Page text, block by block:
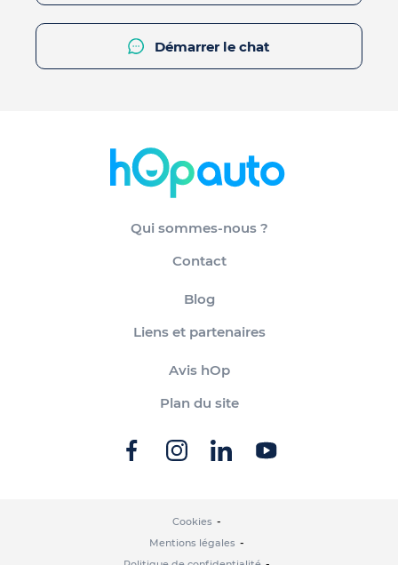
Démarrer le chat
Qui sommes-nous ?
Contact
Blog
Liens et partenaires
Avis hOp
Plan du site
Cookies
Mentions légales